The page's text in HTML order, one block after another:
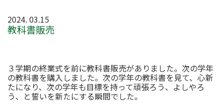
2024. 03.15
教科書販売
３学期の終業式を前に教科書販売がありました。次の学年
の教科書を購入しました。次の学年の教科書を見て、心新
たになり、次の学年も目標を持って頑張ろう、よしやろ
う、と誓いを新たにする瞬間でした。